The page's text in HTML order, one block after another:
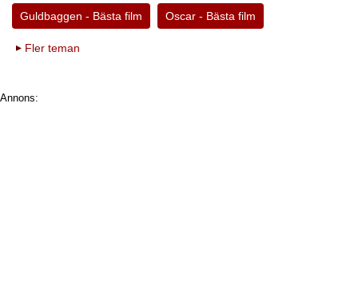
Guldbaggen - Bästa film Oscar - Bästa film
Fler teman
Annons: